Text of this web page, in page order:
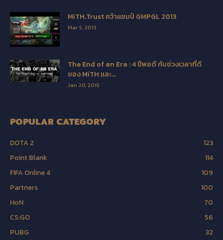
MiTH.Trust คว้าแชมป์ GMPGL 2013
Mar 5, 2013
The End of an Era : 4 ปีพอดี กับช่วงเวลาที่ดี
ของ MiTH และ...
Jan 20, 2015
POPULAR CATEGORY
DOTA 2
123
Point Blank
114
FIFA Online 4
109
Partners
100
HoN
70
CS:GO
56
PUBG
32